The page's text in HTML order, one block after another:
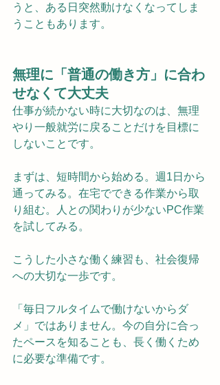
うと、ある日突然動けなくなってしま
うこともあります。
無理に「普通の働き方」に合わ
せなくて大丈夫
仕事が続かない時に大切なのは、無理
やり一般就労に戻ることだけを目標に
しないことです。
まずは、短時間から始める。週1日から
通ってみる。在宅でできる作業から取
り組む。人との関わりが少ないPC作業
を試してみる。
こうした小さな働く練習も、社会復帰
への大切な一歩です。
「毎日フルタイムで働けないからダ
メ」ではありません。今の自分に合っ
たペースを知ることも、長く働くため
に必要な準備です。